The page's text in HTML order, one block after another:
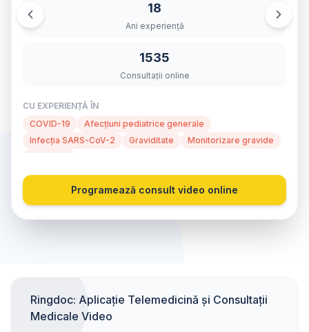
18
Ani experiență
1535
Consultații online
CU EXPERIENȚĂ ÎN
COVID-19
Afecțiuni pediatrice generale
Infecția SARS-CoV-2
Graviditate
Monitorizare gravide
Programează consult video online
Ringdoc: Aplicație Telemedicină și Consultații
Medicale Video